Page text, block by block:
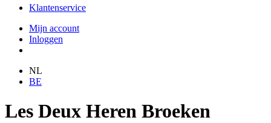
Klantenservice
Mijn account
Inloggen
NL
BE
Les Deux Heren Broeken